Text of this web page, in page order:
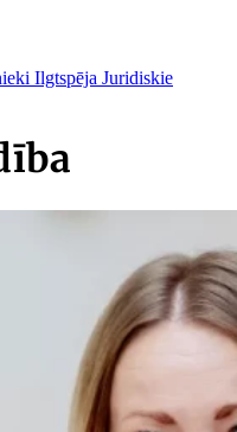
Ilgtspēja Juridiskie